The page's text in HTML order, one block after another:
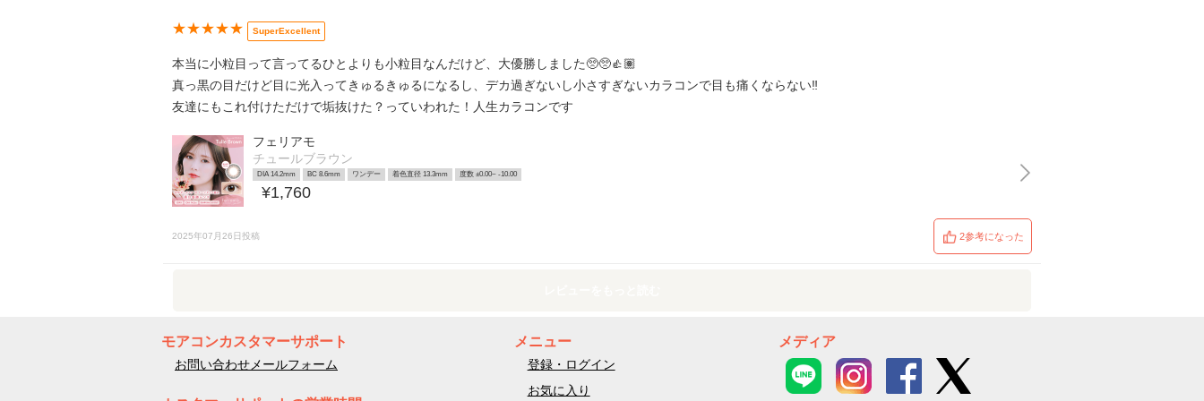
★★★★★ SuperExcellent
本当に小粒目って言ってるひとよりも小粒目なんだけど、大優勝しました🥺🥺👍🏽
真っ黒の目だけど目に光入ってきゅるきゅるになるし、デカ過ぎないし小さすぎないカラコンで目も痛くならない‼️
友達にもこれ付けただけで垢抜けた？っていわれた！人生カラコンです
フェリアモ
チュールブラウン
DIA 14.2mm BC 8.6mm ワンデー 着色直径 13.3mm 度数 ±0.00~ -10.00
¥1,760
2025年07月26日投稿 2参考になった
モアコンカスタマーサポート
お問い合わせメールフォーム
メニュー
登録・ログイン
お気に入り
メディア